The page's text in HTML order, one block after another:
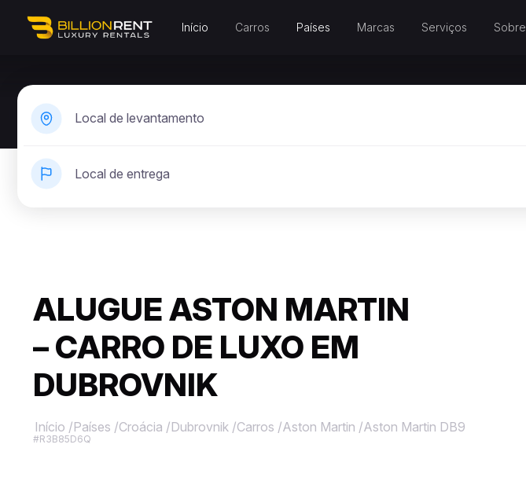
Início Carros Países Marcas Serviços Sobre
Local de levantamento
Local de entrega
ALUGUE ASTON MARTIN
– CARRO DE LUXO EM
DUBROVNIK
Início /Países /Croácia /Dubrovnik /Carros /Aston Martin /Aston Martin DB9
#R3B85D6Q